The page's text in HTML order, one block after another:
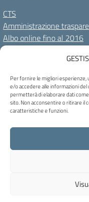
Per fornire le migliori
e/o accedere alle informazioni
permetterà di elaborare dati
sito. Non acconsentire o ritirare il
caratteristiche e funzioni.
CTS
Amministrazione
Albo online fino al 2016
Dichiarazione di
Seguici su:
C.F. 80004230258 - Codice
32100 Belluno - Tel 0437
blis01300n@istruzione.it